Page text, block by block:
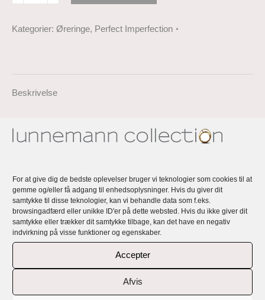
For at give dig de bedste oplevelser bruger vi teknologier som cookies til at
gemme og/eller få adgang til enhedsoplysninger. Hvis du giver dit
samtykke til disse teknologier, kan vi behandle data som f.eks.
browsingadfærd eller unikke ID'er på dette websted. Hvis du ikke giver dit
samtykke eller trækker dit samtykke tilbage, kan det have en negativ
indvirkning på visse funktioner og egenskaber.
Accepter
Afvis
-Kategorier: Øreringe, Perfect Imperfection
Beskrivelse
Lunnemann Perfect Imperfection… – en
kollektion af håndlavede, eksklusive,
Rikke Lunnemanns smykker er håndlavede, eksklusive,
unikke og alle personlige med en fortælling og et budskab.
Lunnemann Perfect Imperfection… er en kollektion af ringe og
øreringe, der er håndlavet i 18 karat genbrugsguld med top
kvalitet responsible sourced diamanter og naturligt farvede
safirer
Inspirationen bag disse smykker kan du læse her: